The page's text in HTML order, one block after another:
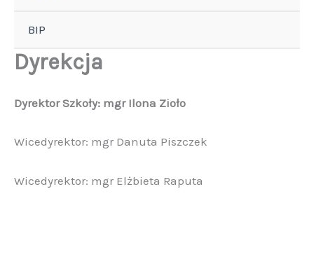
BIP
Dyrekcja
Dyrektor Szkoły: mgr Ilona Zioło
Wicedyrektor: mgr Danuta Piszczek
Wicedyrektor: mgr Elżbieta Raputa